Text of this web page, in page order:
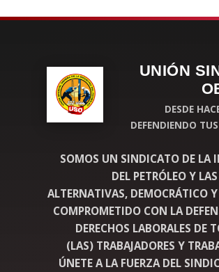
UNIÓN
DESDE
DEFENDIENDO
SOMOS UN SINDICATO DE LA
DEL PETRÓLEO Y
ALTERNATIVAS, DEMOCRÁTICO Y
COMPROMETIDO CON LA
DERECHOS LABORALES DE
(LAS) TRABAJADORES Y
ÚNETE A LA FUERZA DEL